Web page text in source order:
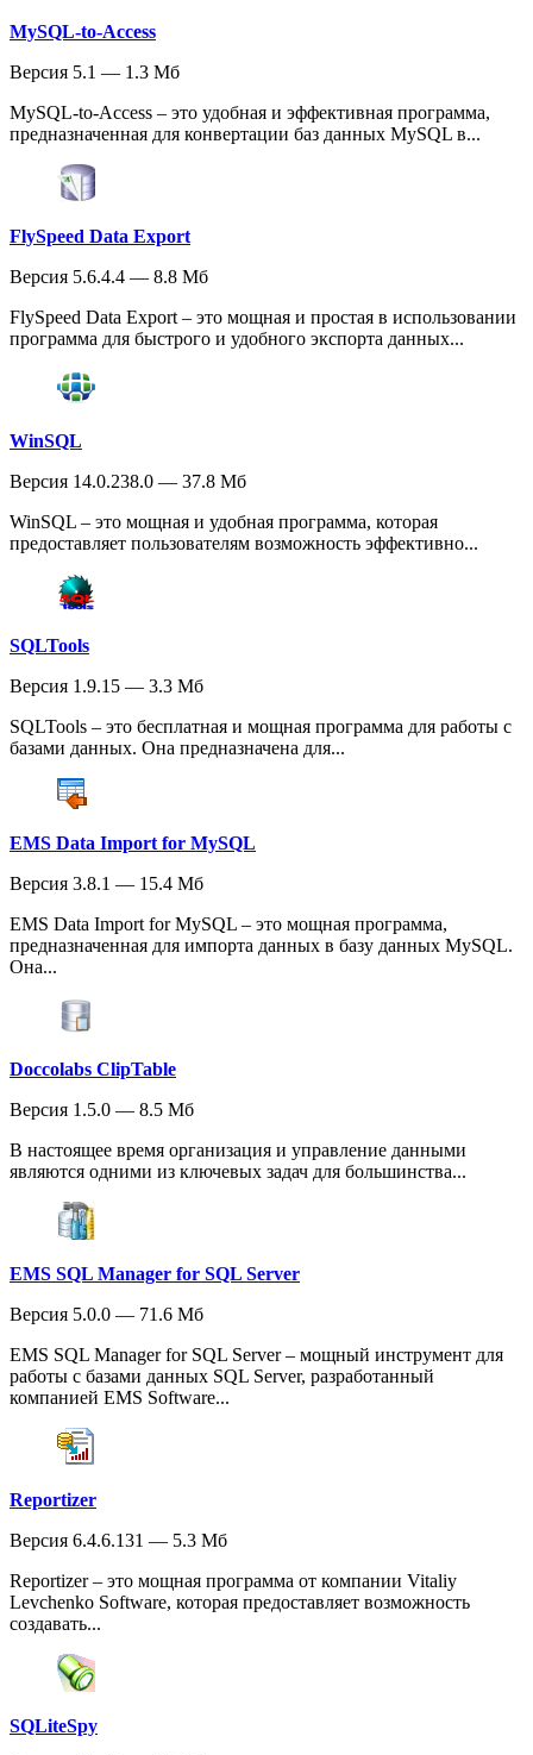
MySQL-to-Access
Версия 5.1 — 1.3 Мб
MySQL-to-Access – это удобная и эффективная программа,
предназначенная для конвертации баз данных MySQL в...
FlySpeed Data Export
Версия 5.6.4.4 — 8.8 Мб
FlySpeed Data Export – это мощная и простая в использовании
программа для быстрого и удобного экспорта данных...
WinSQL
Версия 14.0.238.0 — 37.8 Мб
WinSQL – это мощная и удобная программа, которая
предоставляет пользователям возможность эффективно...
SQLTools
Версия 1.9.15 — 3.3 Мб
SQLTools – это бесплатная и мощная программа для работы с
базами данных. Она предназначена для...
EMS Data Import for MySQL
Версия 3.8.1 — 15.4 Мб
EMS Data Import for MySQL – это мощная программа,
предназначенная для импорта данных в базу данных MySQL.
Она...
Doccolabs ClipTable
Версия 1.5.0 — 8.5 Мб
В настоящее время организация и управление данными
являются одними из ключевых задач для большинства...
EMS SQL Manager for SQL Server
Версия 5.0.0 — 71.6 Мб
EMS SQL Manager for SQL Server – мощный инструмент для
работы с базами данных SQL Server, разработанный
компанией EMS Software...
Reportizer
Версия 6.4.6.131 — 5.3 Мб
Reportizer – это мощная программа от компании Vitaliy
Levchenko Software, которая предоставляет возможность
создавать...
SQLiteSpy